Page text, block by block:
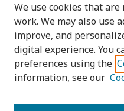
Browse
Collections
Disciplines
Authors
We use cookies that
work. We may also use
improve, and
digital experience. You
preferences using the
information, see our